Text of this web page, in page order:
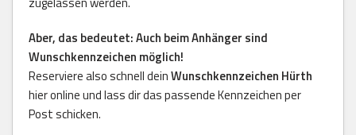
Aber, das bedeutet: Auch beim Anhänger sind
Wunschkennzeichen möglich!
Reserviere also schnell deinWunschkennzeichen Hürth
hier online und lass dir das passende Kennzeichen per
Post schicken.